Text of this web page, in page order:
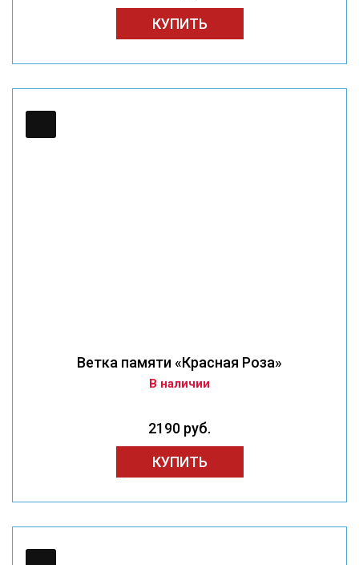
КУПИТЬ
Ветка памяти «Красная Роза»
В наличии
2190 руб.
КУПИТЬ